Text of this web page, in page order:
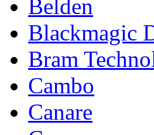
Belden
Blackmagic
Bram
Cambo
Canare